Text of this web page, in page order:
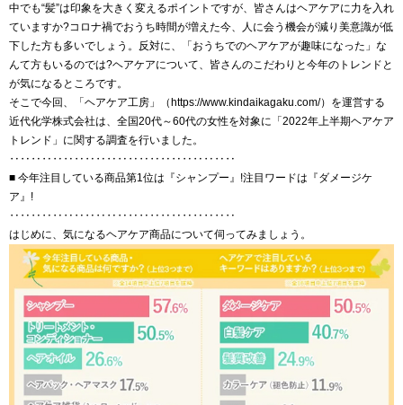
中でも“髪”は印象を大きく変えるポイントですが、皆さんはヘアケアに力を入れ
ていますか?コロナ禍でおうち時間が増えた今、人に会う機会が減り美意識が低
下した方も多いでしょう。反対に、「おうちでのヘアケアが趣味になった」な
んて方もいるのでは?ヘアケアについて、皆さんのこだわりと今年のトレンドと
が気になるところです。
そこで今回、「ヘアケア工房」（https://www.kindaikagaku.com/）を運営する
近代化学株式会社は、全国20代～60代の女性を対象に「2022年上半期ヘアケア
トレンド」に関する調査を行いました。
‥‥‥‥‥‥‥‥‥‥‥‥‥‥‥‥‥‥‥‥‥
■ 今年注目している商品第1位は『シャンプー』!注目ワードは『ダメージケ
ア』!
‥‥‥‥‥‥‥‥‥‥‥‥‥‥‥‥‥‥‥‥‥
はじめに、気になるヘアケア商品について伺ってみましょう。